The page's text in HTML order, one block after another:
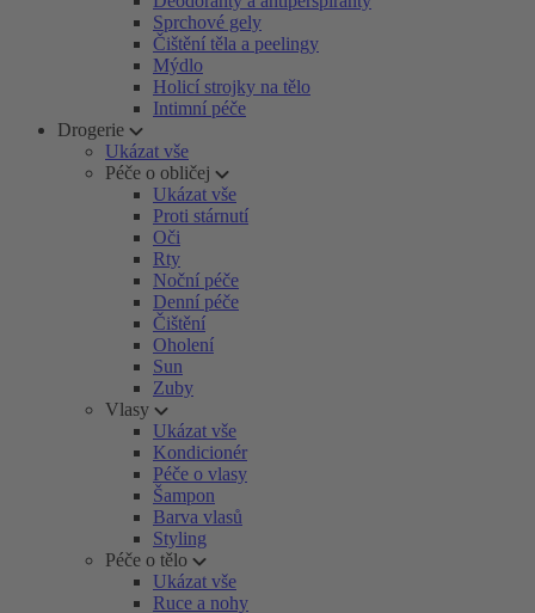
Sprchové gely
Čištění těla a peelingy
Mýdlo
Holicí strojky na tělo
Intimní péče
Drogerie
Ukázat vše
Péče o obličej
Ukázat vše
Proti stárnutí
Oči
Rty
Noční péče
Denní péče
Čištění
Oholení
Sun
Zuby
Vlasy
Ukázat vše
Kondicionér
Péče o vlasy
Šampon
Barva vlasů
Styling
Péče o tělo
Ukázat vše
Ruce a nohy